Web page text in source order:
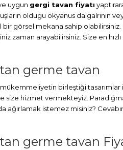
uygun gergi tavan fiyatı
oldugu okyanus
görsel mekana sahip olabilirsiniz.
zaman arayabilirsiniz. Size en
germe tavan
birleştiği tasarımlar
size hizmet vermekteyiz.
istemez misiniz?
germe tavan